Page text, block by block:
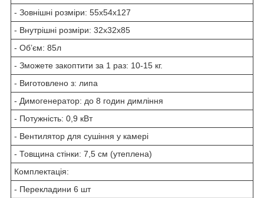
- Зовнішні розміри: 55х54х127
- Внутрішні розміри: 32х32х85
- Об’єм: 85л
- Зможете закоптити за 1 раз: 10-15 кг.
- Виготовлено з: липа
- Димогенератор: до 8 годин димління
- Потужність: 0,9 кВт
- Вентилятор для сушіння у камері
- Товщина стінки: 7,5 см (утеплена)
Комплектація:
- Перекладини 6 шт